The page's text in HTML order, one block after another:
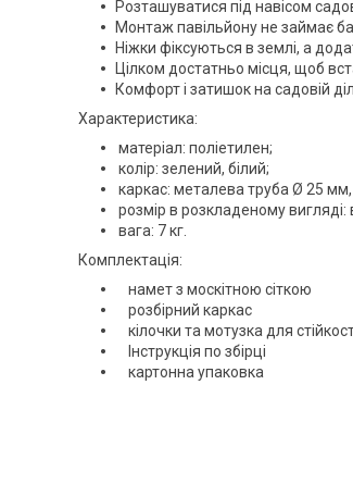
Розташуватися під навісом
Монтаж павільйону не займає
Ніжки фіксуються в землі, а
Цілком достатньо місця, щоб
Комфорт і затишок на садовій
Характеристика:
матеріал: поліетилен;
колір: зелений, білий;
каркас: металева труба Ø 25
розмір в розкладеному
вага: 7 кг.
Комплектація:
намет з москітною сіткою
розбірний каркас
кілочки та мотузка для
Інструкція по збірці
картонна упаковка